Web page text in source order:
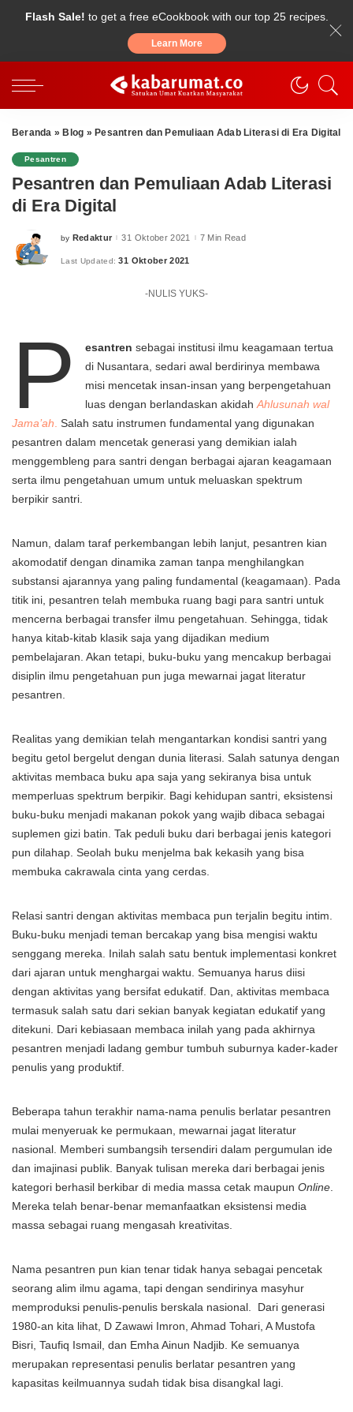
Flash Sale! to get a free eCookbook with our top 25 recipes.
Learn More
Beranda » Blog » Pesantren dan Pemuliaan Adab Literasi di Era Digital
Pesantren
Pesantren dan Pemuliaan Adab Literasi
di Era Digital
Posted
by Redaktur 31 Oktober 2021 7 Min Read
Last Updated: 31 Oktober 2021
-NULIS YUKS-
P esantren sebagai institusi ilmu keagamaan tertua
di Nusantara, sedari awal berdirinya membawa
misi mencetak insan-insan yang berpengetahuan
luas dengan berlandaskan akidahAhlusunah wal
Jama’ah Salah satu instrumen fundamental yang digunakan
pesantren dalam mencetak generasi yang demikian ialah
menggembleng para santri dengan berbagai ajaran keagamaan
serta ilmu pengetahuan umum untuk meluaskan spektrum
berpikir santri.
Namun, dalam taraf perkembangan lebih lanjut, pesantren kian
akomodatif dengan dinamika zaman tanpa menghilangkan
substansi ajarannya yang paling fundamental (keagamaan). Pada
titik ini, pesantren telah membuka ruang bagi para santri untuk
mencerna berbagai transfer ilmu pengetahuan. Sehingga, tidak
hanya kitab-kitab klasik saja yang dijadikan medium
pembelajaran. Akan tetapi, buku-buku yang mencakup berbagai
disiplin ilmu pengetahuan pun juga mewarnai jagat literatur
pesantren.
Realitas yang demikian telah mengantarkan kondisi santri yang
begitu getol bergelut dengan dunia literasi. Salah satunya dengan
aktivitas membaca buku apa saja yang sekiranya bisa untuk
memperluas spektrum berpikir. Bagi kehidupan santri, eksistensi
buku-buku menjadi makanan pokok yang wajib dibaca sebagai
suplemen gizi batin. Tak peduli buku dari berbagai jenis kategori
pun dilahap. Seolah buku menjelma bak kekasih yang bisa
membuka cakrawala cinta yang cerdas.
Relasi santri dengan aktivitas membaca pun terjalin begitu intim.
Buku-buku menjadi teman bercakap yang bisa mengisi waktu
senggang mereka. Inilah salah satu bentuk implementasi konkret
dari ajaran untuk menghargai waktu. Semuanya harus diisi
dengan aktivitas yang bersifat edukatif. Dan, aktivitas membaca
termasuk salah satu dari sekian banyak kegiatan edukatif yang
ditekuni. Dari kebiasaan membaca inilah yang pada akhirnya
pesantren menjadi ladang gembur tumbuh suburnya kader-kader
penulis yang produktif.
Beberapa tahun terakhir nama-nama penulis berlatar pesantren
mulai menyeruak ke permukaan, mewarnai jagat literatur
nasional. Memberi sumbangsih tersendiri dalam pergumulan ide
dan imajinasi publik. Banyak tulisan mereka dari berbagai jenis
kategori berhasil berkibar di media massa cetak maupun Online
Mereka telah benar-benar memanfaatkan eksistensi media
massa sebagai ruang mengasah kreativitas.
Nama pesantren pun kian tenar tidak hanya sebagai pencetak
seorang alim ilmu agama, tapi dengan sendirinya masyhur
memproduksi penulis-penulis berskala nasional. Dari generasi
1980-an kita lihat, D Zawawi Imron, Ahmad Tohari, A Mustofa
Bisri, Taufiq Ismail, dan Emha Ainun Nadjib. Ke semuanya
merupakan representasi penulis berlatar pesantren yang
kapasitas keilmuannya sudah tidak bisa disangkal lagi.